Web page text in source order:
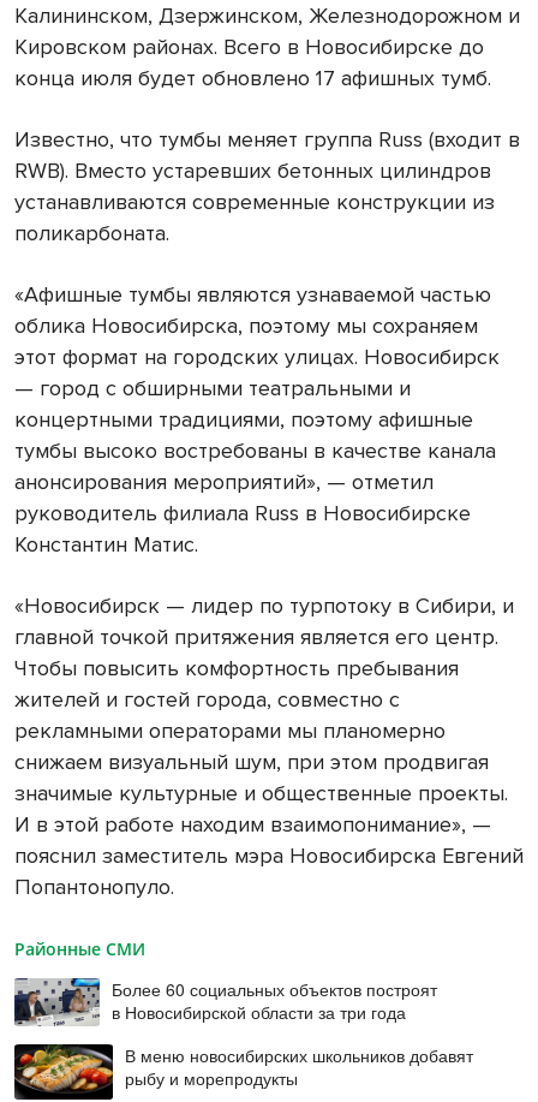
Калининском, Дзержинском, Железнодорожном и
Кировском районах. Всего в Новосибирске до
конца июля будет обновлено 17 афишных тумб.
Известно, что тумбы меняет группа Russ (входит в
RWB). Вместо устаревших бетонных цилиндров
устанавливаются современные конструкции из
поликарбоната.
«Афишные тумбы являются узнаваемой частью
облика Новосибирска, поэтому мы сохраняем
этот формат на городских улицах. Новосибирск
— город с обширными театральными и
концертными традициями, поэтому афишные
тумбы высоко востребованы в качестве канала
анонсирования мероприятий», — отметил
руководитель филиала Russ в Новосибирске
Константин Матис.
«Новосибирск — лидер по турпотоку в Сибири, и
главной точкой притяжения является его центр.
Чтобы повысить комфортность пребывания
жителей и гостей города, совместно с
рекламными операторами мы планомерно
снижаем визуальный шум, при этом продвигая
значимые культурные и общественные проекты.
И в этой работе находим взаимопонимание», —
пояснил заместитель мэра Новосибирска Евгений
Попантонопуло.
Районные СМИ
Более 60 социальных объектов построят
в Новосибирской области за три года
В меню новосибирских школьников добавят
рыбу и морепродукты